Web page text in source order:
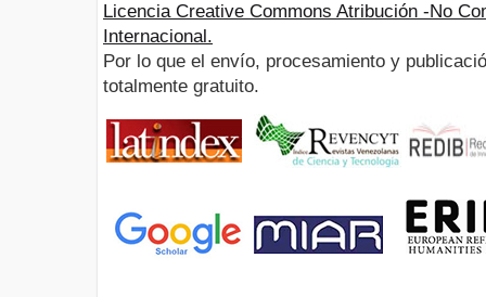
Licencia Creative Commons Atribución -No
Internacional.
Por lo que el envío, procesamiento y
totalmente gratuito.